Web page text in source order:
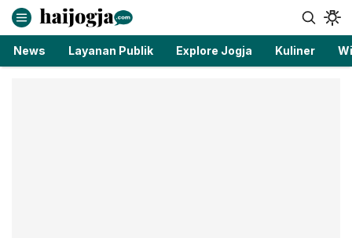
haijogja.com
Berita Jogja Terbaru dan Terkini
News Layanan Publik Explore Jogja Kuliner